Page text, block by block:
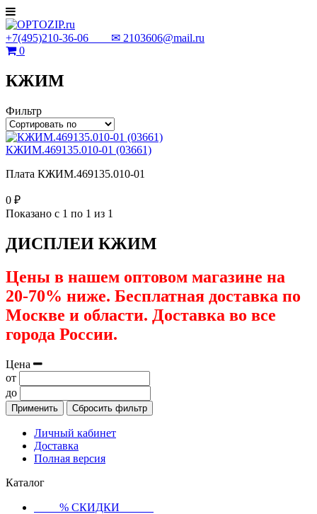
+7(495)210-36-06 ✉ 2103606@mail.ru
0
КЖИМ
Фильтр
КЖИМ.469135.010-01 (03661)
Плата КЖИМ.469135.010-01
0 ₽
Показано с 1 по 1 из 1
ДИСПЛЕИ КЖИМ
Цены в нашем оптовом магазине на
20-70% ниже. Бесплатная доставка по
Москве и области. Доставка во все
города России.
Цена
от
до
Применить Сбросить фильтр
Личный кабинет
Доставка
Полная версия
Каталог
⠀⠀⠀% СКИДКИ⠀⠀⠀⠀